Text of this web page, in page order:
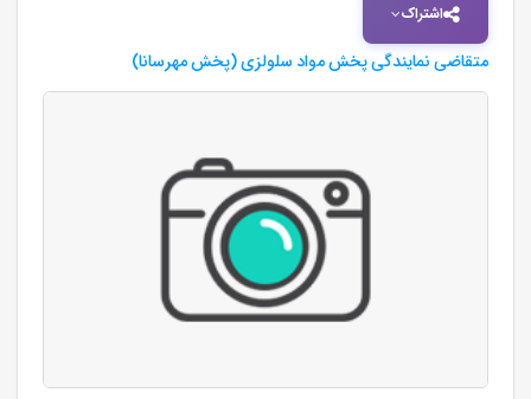
اشتراک
متقاضی نمایندگی پخش مواد سلولزی (پخش مهرسانا)